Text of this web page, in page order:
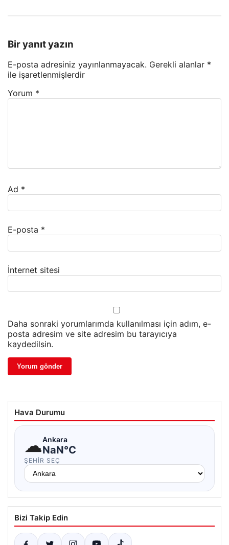
Bir yanıt yazın
E-posta adresiniz yayınlanmayacak. Gerekli alanlar *
ile işaretlenmişlerdir
Yorum *
Ad *
E-posta *
İnternet sitesi
Daha sonraki yorumlarımda kullanılması için adım, e-
posta adresim ve site adresim bu tarayıcıya
kaydedilsin.
Hava Durumu
☁Ankara
NaN°C
ŞEHIR SEÇ
Bizi Takip Edin